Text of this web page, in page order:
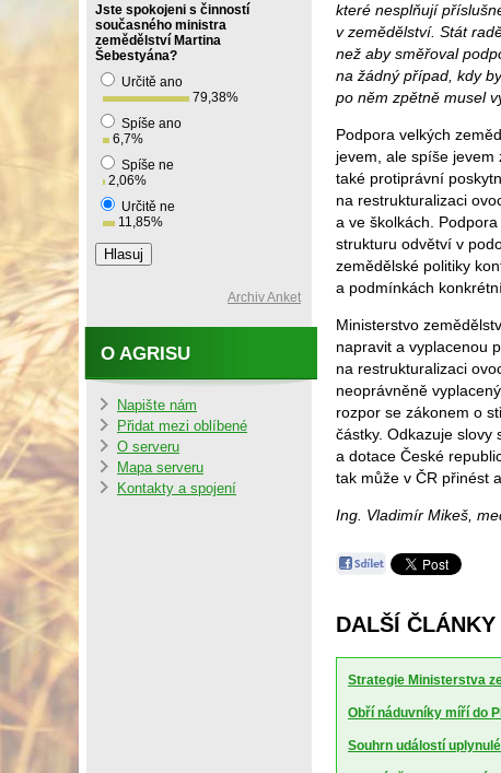
které nesplňují
v zemědělství. Stát
než aby směřoval
na žádný případ, kdy
po něm zpětně musel
Podpora velkých
jevem, ale spíše
také protiprávní
na restrukturalizaci
a ve školkách.
strukturu odvětví v
zemědělské politiky
a podmínkách
Ministerstvo
napravit a vyplacenou
na restrukturalizaci
neoprávněně
rozpor se zákonem o
částky. Odkazuje slovy
a dotace České
tak může v ČR přinést
Ing. Vladimír Mikeš,
DALŠÍ
Strategie Ministerstva
Obří náduvníky míří do
Souhrn událostí
Jste spokojeni s činností
současného ministra
zemědělství Martina
Šebestyána?
Určitě ano
79,38%
Spíše ano
6,7%
Spíše ne
2,06%
Určitě ne
11,85%
Archiv Anket
O AGRISU
Napište nám
Přidat mezi oblíbené
O serveru
Mapa serveru
Kontakty a spojení